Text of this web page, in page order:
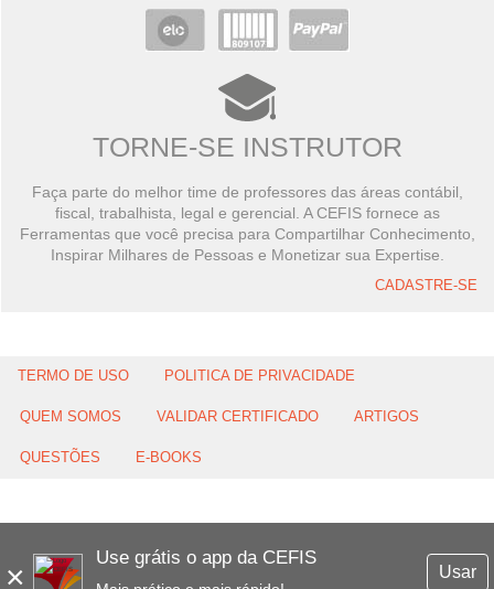
×
Use grátis o app da CEFIS
Usar
TORNE-SE INSTRUTOR
Faça parte do melhor time de professores das áreas contábil,
fiscal, trabalhista, legal e gerencial. A CEFIS fornece as
Ferramentas que você precisa para Compartilhar Conhecimento,
Inspirar Milhares de Pessoas e Monetizar sua Expertise.
CADASTRE-SE
TERMO DE USO POLITICA DE PRIVACIDADE
QUEM SOMOS VALIDAR CERTIFICADO ARTIGOS
QUESTÕES E-BOOKS